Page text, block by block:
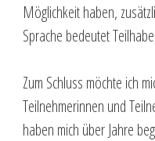
Möglichkeit haben,
Sprache bedeutet
Zum Schluss möchte ich
Teilnehmerinnen und
haben mich über Jahre